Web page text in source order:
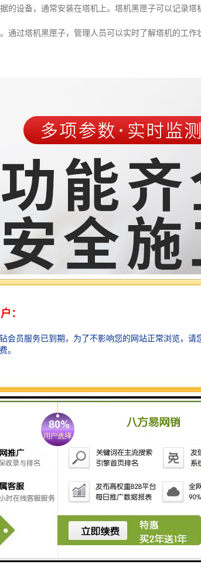
的设备，通常安装在塔机上。塔机黑匣子可以记录塔
通过塔机黑匣子，管理人员可以实时了解塔机的工